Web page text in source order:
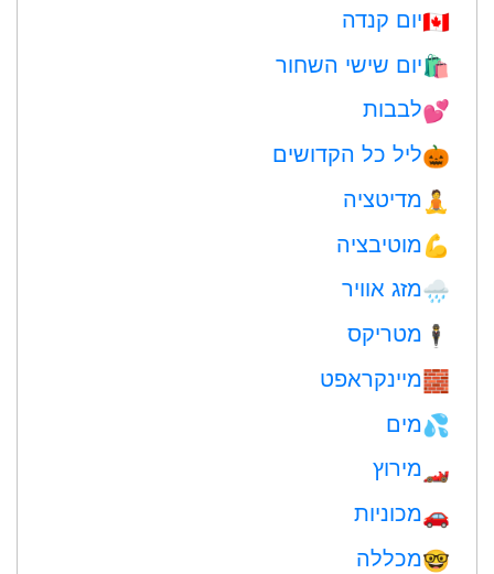
🇨🇦יום קנדה
🛍יום שישי השחור
💕לבבות
🎃ליל כל הקדושים
🧘 מדיטציה
💪מוטיבציה
🌧מזג אוויר
🕴️ מטריקס
🧱מיינקראפט
💦מים
🏎 מירוץ
🚗מכוניות
🤓מכללה